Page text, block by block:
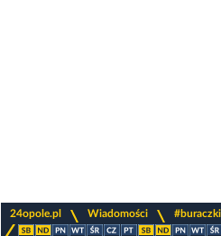
24opole.pl Wiadomości #buraczki